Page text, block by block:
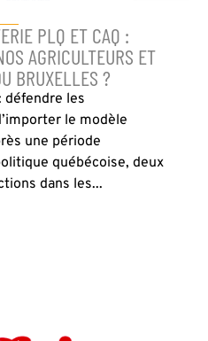
PLQ ET CAQ :
AGRICULTEURS ET
BRUXELLES ?
défendre les
le modèle
une période
québécoise, deux
dans les...